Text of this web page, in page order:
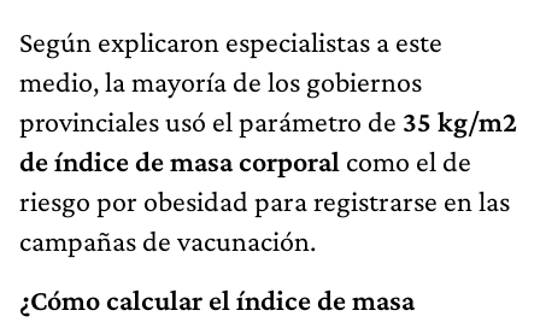
Según explicaron especialistas a este
medio, la mayoría de los gobiernos
provinciales usó el parámetro de 35 kg/m2
de índice de masa corporal como el de
riesgo por obesidad para registrarse en las
campañas de vacunación.
¿Cómo calcular el índice de masa